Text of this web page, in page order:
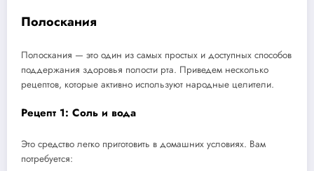
Полоскания
Полоскания — это один из самых простых и доступных способов
поддержания здоровья полости рта. Приведем несколько
рецептов, которые активно используют народные целители.
Рецепт 1: Соль и вода
Это средство легко приготовить в домашних условиях. Вам
потребуется: